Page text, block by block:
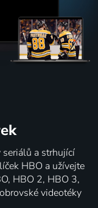
a strhující
HBO a užívejte
HBO 2, HBO 3,
videotéky